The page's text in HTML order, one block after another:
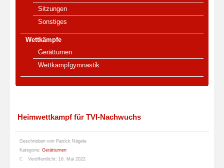
Sitzungen
Sonstiges
Wettkämpfe
Gerätturnen
Wettkampfgymnastik
Heimwettkampf für TVI-Nachwuchs
Geschrieben von Patrick Nägele
Kategorie: Gerätturnen
Veröffentlicht: 16. Mai 2022